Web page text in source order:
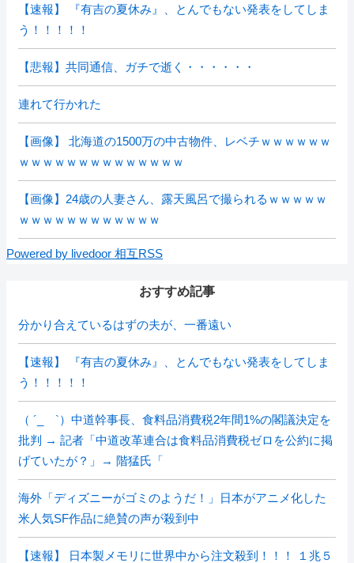
【速報】 『有吉の夏休み』、とんでもない発表をしてしま
う！！！！！
【悲報】共同通信、ガチで逝く・・・・・・
連れて行かれた
【画像】 北海道の1500万の中古物件、レベチｗｗｗｗｗｗ
ｗｗｗｗｗｗｗｗｗｗｗｗｗｗ
【画像】24歳の人妻さん、露天風呂で撮られるｗｗｗｗｗ
ｗｗｗｗｗｗｗｗｗｗｗｗ
Powered by livedoor 相互RSS
おすすめ記事
分かり合えているはずの夫が、一番遠い
【速報】 『有吉の夏休み』、とんでもない発表をしてしま
う！！！！！
（ ´_ゝ`）中道幹事長、食料品消費税2年間1%の閣議決定を
批判 → 記者「中道改革連合は食料品消費税ゼロを公約に掲
げていたが？」→ 階猛氏「
海外「ディズニーがゴミのようだ！」日本がアニメ化した
米人気SF作品に絶賛の声が殺到中
【速報】 日本製メモリに世界中から注文殺到！！！ １兆５